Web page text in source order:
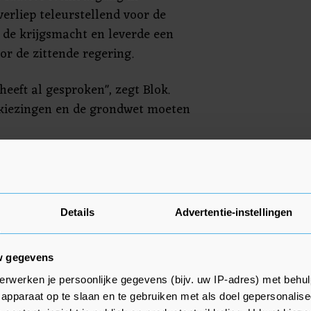
Details Advertentie-instellingen
gegevens
je persoonlijke gegevens (bijv. uw IP-adres) met
op te slaan en te gebruiken met als doel
teleurstellend voor de
krijgsmacht en leverde een
de zittende regering.
al gesproken", zegt Blok.
en de grondwet moeten
Handel en
zo fragiele democratische
haar moeten Nederland en